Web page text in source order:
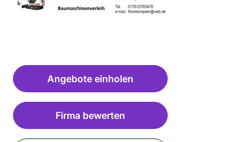
Angebote einholen
Firma bewerten